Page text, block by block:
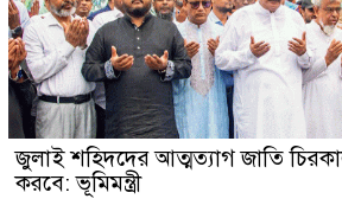
জুলাই শহিদদের আত্মত্যাগ জাতি
করবে: ভূমিমন্ত্রী